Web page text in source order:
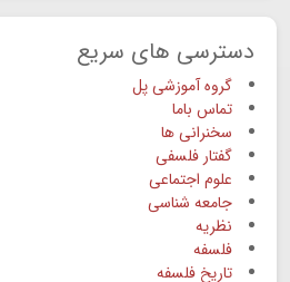
دسترسی های سریع
گروه آموزشی پل
تماس باما
سخنرانی ها
گفتار فلسفی
علوم اجتماعی
جامعه شناسی
نظریه
فلسفه
تاریخ فلسفه